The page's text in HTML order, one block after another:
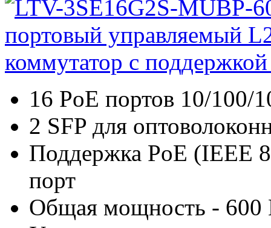
16 PoE портов 10/100/
2 SFP для
Поддержка PoE (IEEE
порт
Общая мощность - 600